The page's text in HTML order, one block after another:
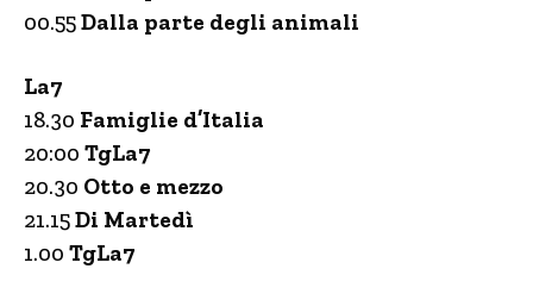
00.55Dalla parte degli animali
La7
18.30 Famiglie d’Italia
20:00 TgLa7
20.30 Otto e mezzo
21.15Di Martedì
1.00 TgLa7